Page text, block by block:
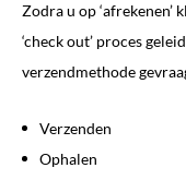
Zodra u op
‘check out’ proces
verzendmethode
Verzenden
Ophalen